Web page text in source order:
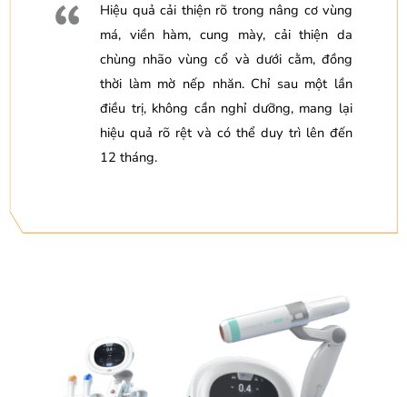
Hiệu quả cải thiện rõ trong nâng cơ vùng
má, viền hàm, cung mày, cải thiện da
chùng nhão vùng cổ và dưới cằm, đồng
thời làm mờ nếp nhăn. Chỉ sau một lần
điều trị, không cần nghỉ dưỡng, mang lại
hiệu quả rõ rệt và có thể duy trì lên đến
12 tháng.